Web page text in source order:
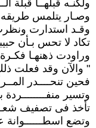
ولكنـه قبلهــا قبلة
وصـار يتلمس
وقـد استدارت
تكاد لا تحس بـأن
وراودت ذهنهـا
" والآن وقد فعلت
فحين تنحــــدر
وتسير
تأخذ فى تصفيف
وتضع اسطــــــوانة